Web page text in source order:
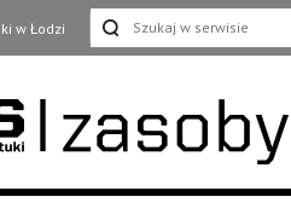
w Łodzi